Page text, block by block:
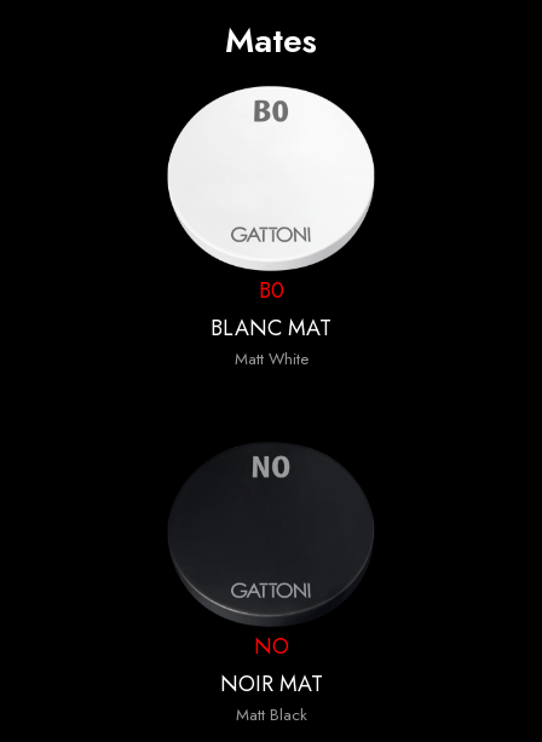
Mates
B0
BLANC MAT
Matt White
NO
NOIR MAT
Matt Black